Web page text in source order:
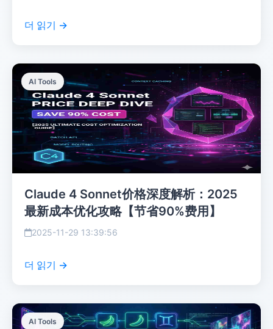
더 읽기 →
AI Tools
Claude 4 Sonnet价格深度解析：2025
最新成本优化攻略【节省90%费用】
2025-11-29 13:39:56
더 읽기 →
AI Tools